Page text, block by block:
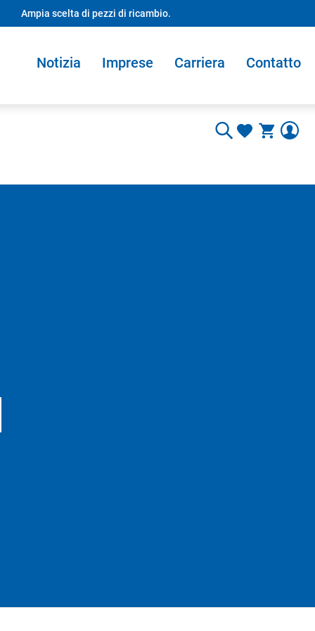
Ampia scelta di pezzi di ricambio.
Notizia Imprese Carriera Contatto